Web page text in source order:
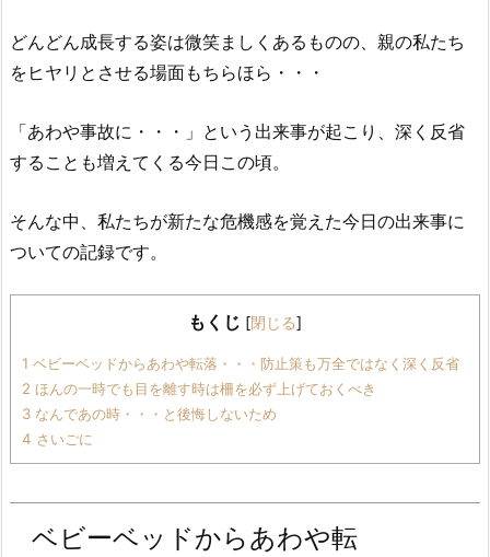
どんどん成長する姿は微笑ましくあるものの、親の私たち
をヒヤリとさせる場面もちらほら・・・
「あわや事故に・・・」という出来事が起こり、深く反省
することも増えてくる今日この頃。
そんな中、私たちが新たな危機感を覚えた今日の出来事に
ついての記録です。
もくじ [閉じる]
1 ベビーベッドからあわや転落・・・防止策も万全ではなく深く反省
2 ほんの一時でも目を離す時は柵を必ず上げておくべき
3 なんであの時・・・と後悔しないため
4 さいごに
ベビーベッドからあわや転